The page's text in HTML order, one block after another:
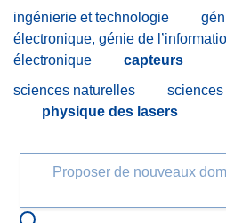
ingénierie et technologie
électronique, génie de
électronique
capteurs
sciences naturelles
physique des lasers
Proposer de nouveaux